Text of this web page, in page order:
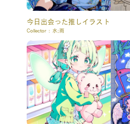
今日出会った推しイラスト
Collector : 水;雨